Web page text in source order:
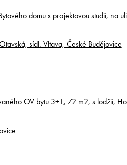
domu s projektovou studií, na
sídl. Vltava, České Budějovice
OV bytu 3+1, 72 m2, s lodžií,